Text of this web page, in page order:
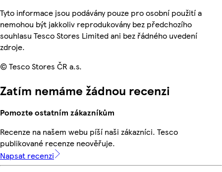
Tyto informace jsou podávány pouze pro osobní použití a
nemohou být jakkoliv reprodukovány bez předchozího
souhlasu Tesco Stores Limited ani bez řádného uvedení
zdroje.
© Tesco Stores ČR a.s.
Zatím nemáme žádnou recenzi
Pomozte ostatním zákazníkům
Recenze na našem webu píší naši zákazníci. Tesco
publikované recenze neověřuje.
Napsat recenzi